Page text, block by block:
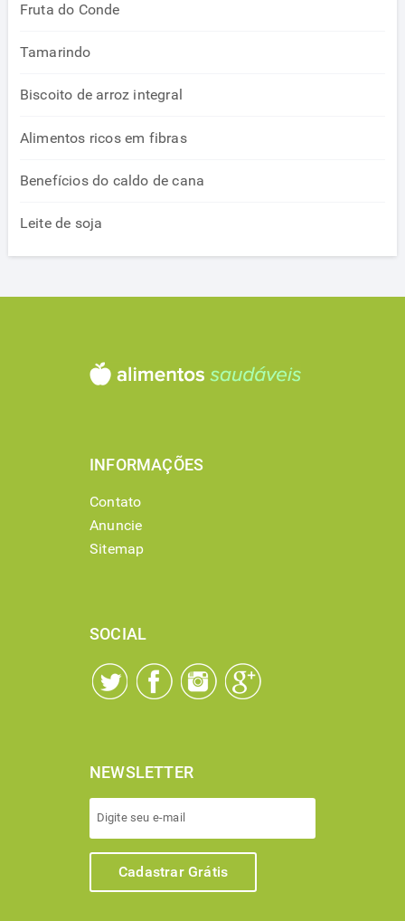
Fruta do Conde
Tamarindo
Biscoito de arroz integral
Alimentos ricos em fibras
Benefícios do caldo de cana
Leite de soja
INFORMAÇÕES
Contato
Anuncie
Sitemap
SOCIAL
NEWSLETTER